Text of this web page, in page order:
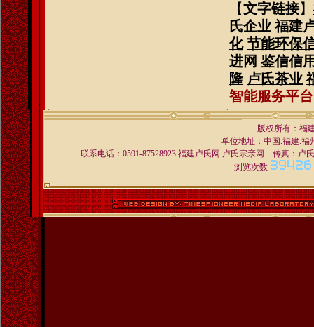
【文字链接】
氏企业 福建
化 节能环保
进网 鉴信信
隆 卢氏茶业
智能服务平台
版权所有：福
单位地址：中国.福建.福
联系电话：0591-87528923 福建卢氏网 卢氏宗亲网 传真：卢
浏览次数